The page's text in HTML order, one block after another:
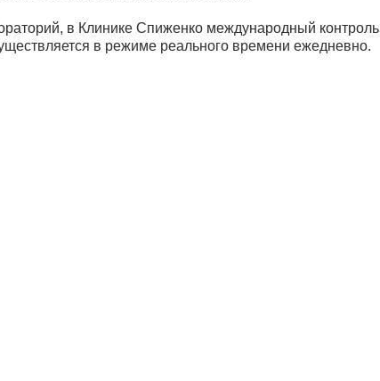
в Клинике Спиженко международный контроль
в режиме реального времени ежедневно.